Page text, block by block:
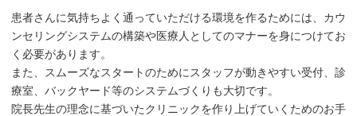
患者さんに気持ちよく通っていただける環境を作るためには、カウ
ンセリングシステムの構築や医療人としてのマナーを身につけてお
く必要があります。
また、スムーズなスタートのためにスタッフが動きやすい受付、診
療室、バックヤード等のシステムづくりも大切です。
院長先生の理念に基づいたクリニックを作り上げていくためのお手